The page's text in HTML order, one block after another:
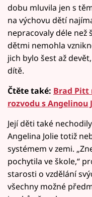
dobu mluvila jen s
na výchovu dětí
nepracovaly déle než
dětmi nemohla
jich bylo šest až
dítě.
Čtěte také: Brad Pitt
rozvodu s Angelinou
Její děti také
Angelina Jolie totiž
systémem v zemi.
pochytila ve škole,“
starosti o vzdělání
všechny možné